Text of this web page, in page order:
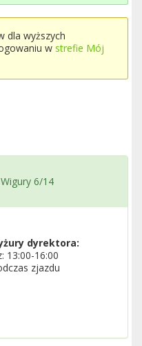
dla wyższych
w strefie Mój
6/14
dyrektora:
13:00-16:00
zjazdu